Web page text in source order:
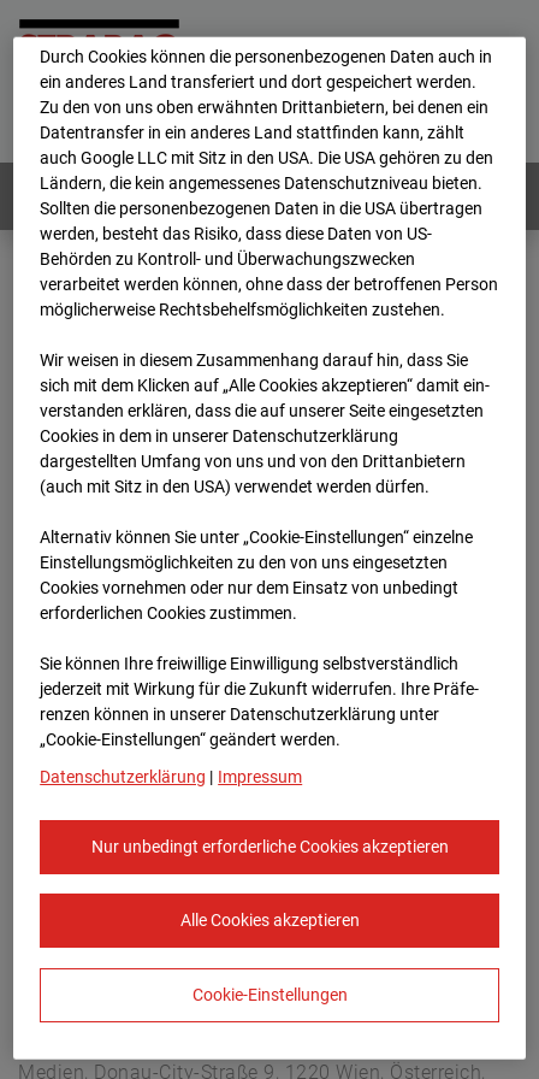
Home E-Mail Impressum
Login
Deutsch / English
Webcams: Alle Länder
Home
Deutschland
BC-189 - BV-Ausbau Bonatzbau -Cam7
Archiv
2026 07 08 06:30
BC-189 - BV-Ausbau
Bonatzbau -Cam7
Arnulf Klett Platz, 70173 Stuttgart
Zur Übersicht
Europe/Berlin
Medien, Donau-City-Straße 9, 1220 Wien, Österreich,
Durch Cookies können die personenbezogenen Daten auch in
ein anderes Land transferiert und dort gespeichert werden.
Zu den von uns oben erwähnten Drittanbietern, bei denen ein
Datentransfer in ein anderes Land stattfinden kann, zählt
auch Google LLC mit Sitz in den USA. Die USA gehören zu den
Ländern, die kein angemessenes Datenschutzniveau bieten.
Sollten die personenbezogenen Daten in die USA übertragen
werden, besteht das Risiko, dass diese Daten von US-
Behörden zu Kontroll- und Überwachungszwecken
verarbeitet werden können, ohne dass der betroffenen Person
möglicherweise Rechtsbehelfsmöglichkeiten zustehen.
Wir weisen in diesem Zusammenhang darauf hin, dass Sie
sich mit dem Klicken auf „Alle Cookies akzeptieren“ damit ein­
ver­standen erklären, dass die auf unserer Seite eingesetzten
Cookies in dem in unserer Datenschutzerklärung
dargestellten Umfang von uns und von den Drittanbietern
(auch mit Sitz in den USA) verwendet werden dürfen.
Alternativ können Sie unter „Cookie-Einstellungen“ einzelne
Einstellungsmöglichkeiten zu den von uns eingesetzten
Cookies vornehmen oder nur dem Einsatz von unbedingt
erforderlichen Cookies zustimmen.
Sie können Ihre freiwillige Einwilligung selbstverständlich
jederzeit mit Wirkung für die Zukunft widerrufen. Ihre Prä­fe­
renzen können in unserer Datenschutzerklärung unter
„Cookie-Einstellungen“ geändert werden.
Datenschutzerklärung | Impressum
Nur unbedingt erforderliche Cookies akzeptieren
Alle Cookies akzeptieren
Cookie-Einstellungen